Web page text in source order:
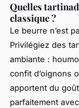
Quelles
classique ?
Le beurre n’est
Privilégiez des
ambiante :
confit d’oignons
apportent du
parfaitement